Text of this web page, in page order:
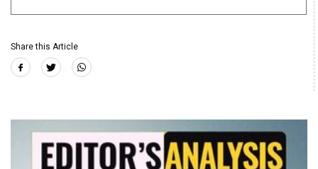
Share this Article